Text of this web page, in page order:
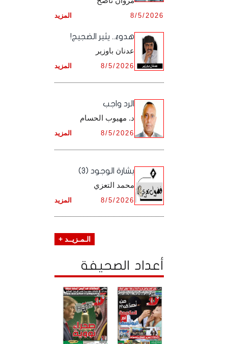
أرشيف شهر ديـسـمـبـر ,
أرشيف شهر نـوفـمـبـر ,
أرشيف شهر ديـسـمـبـر ,
المزيد 8/5/2026
هدوءٌ.. يثير الضجيج!
عدنان باوزير
المزيد 8/5/2026
الرد واجب
د. مهيوب الحسام
المزيد 8/5/2026
بشارة الوجود (3)
محمد التعزي
المزيد 8/5/2026
الـمـزيــد +
أعداد الصحيفة